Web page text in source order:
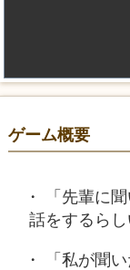
ゲーム概要
「先輩に
話をするらし
「私が聞